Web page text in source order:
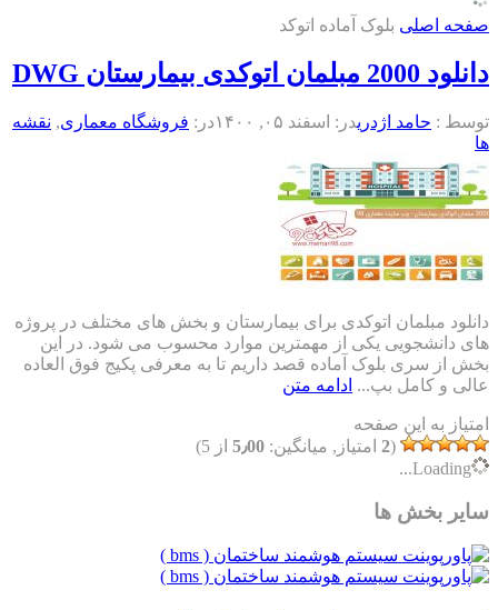
صفحه اصلی بلوک آماده اتوکد
دانلود 2000 مبلمان اتوکدی بیمارستان DWG
توسط : حامد اژدریدر: اسفند ۰۵, ۱۴۰۰ در: فروشگاه معماری, نقشه
ها
دانلود مبلمان اتوکدی برای بیمارستان و بخش های مختلف در پروژه
های دانشجویی یکی از مهمترین موارد محسوب می شود. در این
بخش از سری بلوک آماده قصد داریم تا به معرفی پکیج فوق العاده
عالی و کامل بپ... ادامه متن
امتیاز به این صفحه
(
2 امتیاز, میانگین: 5٫00 از 5)
Loading...
سایر بخش ها